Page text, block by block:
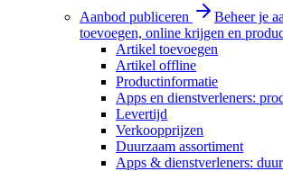
Aanbod publiceren
Beheer je
toevoegen, online krijgen en
Artikel toevoegen
Artikel offline
Productinformatie
Apps en dienstverleners:
Levertijd
Verkoopprijzen
Duurzaam assortiment
Apps & dienstverleners: